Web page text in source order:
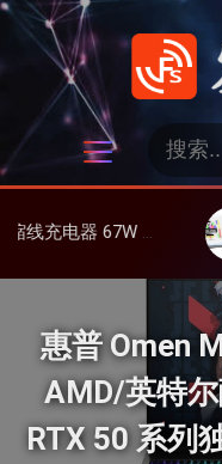
跳
发
：
、3C多设备同时充 大
惠普 Omen
AMD/英特尔
RTX 50 系列